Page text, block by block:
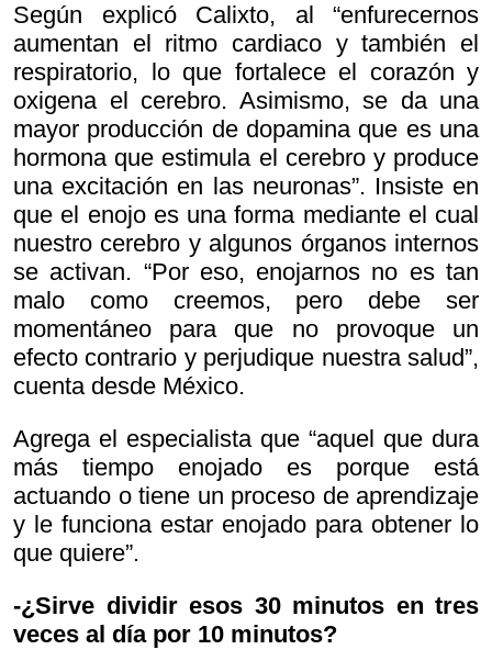
Según explicó Calixto, al “enfurecernos
aumentan el ritmo cardiaco y también el
respiratorio, lo que fortalece el corazón y
oxigena el cerebro. Asimismo, se da una
mayor producción de dopamina que es una
hormona que estimula el cerebro y produce
una excitación en las neuronas”. Insiste en
que el enojo es una forma mediante el cual
nuestro cerebro y algunos órganos internos
se activan. “Por eso, enojarnos no es tan
malo como creemos, pero debe ser
momentáneo para que no provoque un
efecto contrario y perjudique nuestra salud”,
cuenta desde México.
Agrega el especialista que “aquel que dura
más tiempo enojado es porque está
actuando o tiene un proceso de aprendizaje
y le funciona estar enojado para obtener lo
que quiere”.
-¿Sirve dividir esos 30 minutos en tres
veces al día por 10 minutos?